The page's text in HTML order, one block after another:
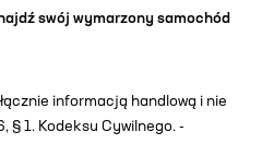
swój wymarzony samochód
informacją handlową i nie
§ 1. Kodeksu Cywilnego. -